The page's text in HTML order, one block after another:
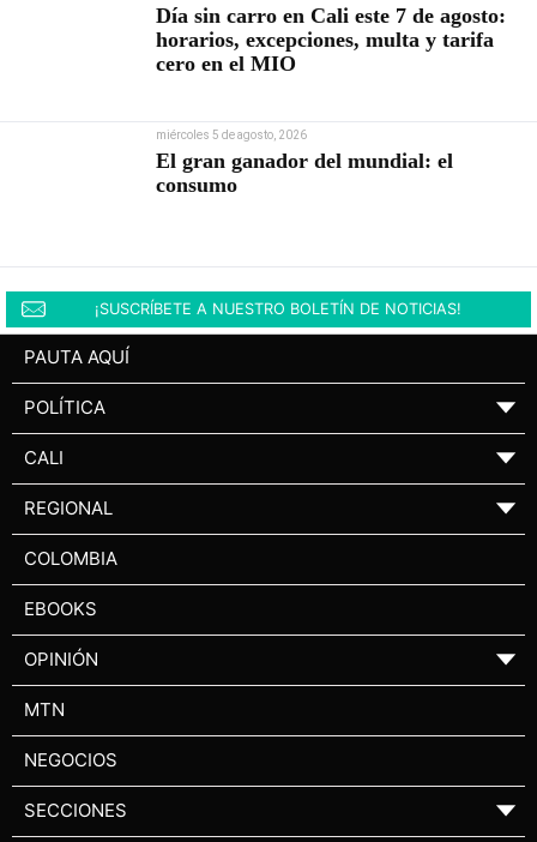
Día sin carro en Cali este 7 de agosto:
horarios, excepciones, multa y tarifa
cero en el MIO
miércoles 5 de agosto, 2026
El gran ganador del mundial: el
consumo
¡SUSCRÍBETE A NUESTRO BOLETÍN DE NOTICIAS!
PAUTA AQUÍ
POLÍTICA ▼
CALI ▼
REGIONAL ▼
COLOMBIA
EBOOKS
OPINIÓN ▼
MTN
NEGOCIOS
SECCIONES ▼